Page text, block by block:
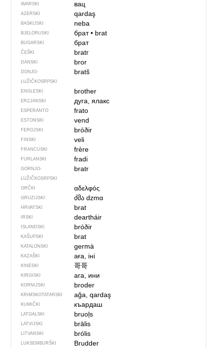
AVARSKI вац
AZERSKI qardaş
BASKIJSKI neba
BJELORUSKI брат• brat
BUGARSKI брат
ČEŠKI bratr
DANSKI bror
DONJO­
LUŽIČKOSRPSKI
bratš
ENGLESKI brother
ERZJANSKI дуга, ялакс
ESPERANTO frato
ESTONSKI vend
FEROJSKI bróðir
FINSKI veli
FRANCUSKI frère
FURLANSKI fradi
GORNJO­
LUŽIČKOSRPSKI
bratr
GRČKI αδελφός
GRUZIJSKI ძმაdzmɑ
HRVATSKI brat
IRSKI deartháir
ISLANDSKI bróðir
KAŠUPSKI brat
KATALONSKI germà
KAZAŠKI аға, іні
KINESKI 哥哥
KIRGISKI ага, ини
KORNIJSKI broder
KRIMSKOTATARSKI ağa, qardaş
KUMIČKI къардаш
LATGALSKI bruoļs
LATVIJSKI brālis
LITVANSKI brólis
LUKSEMBURŠKI Brudder